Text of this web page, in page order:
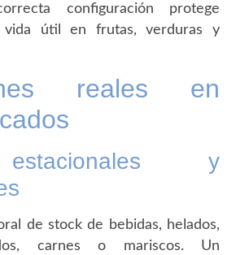
configuración protege
útil en frutas, verduras y
reales en
y
de stock de bebidas, helados,
carnes o mariscos. Un